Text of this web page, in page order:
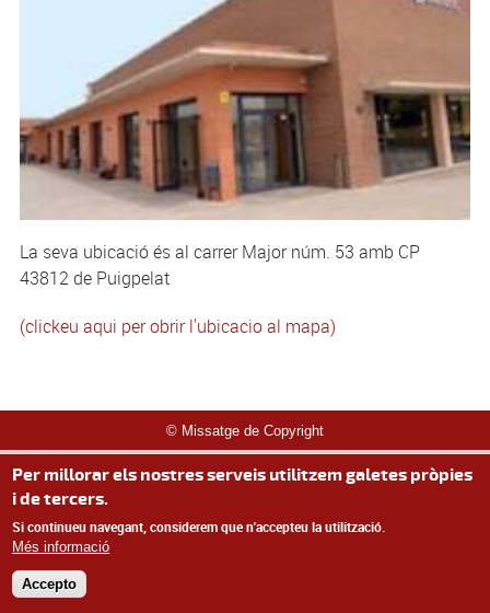
La seva ubicació és al carrer Major núm. 53 amb CP
43812 de Puigpelat
(clickeu aqui per obrir l'ubicacio al mapa)
© Missatge de Copyright
Per millorar els nostres serveis utilitzem galetes pròpies
i de tercers.
Si continueu navegant, considerem que n'accepteu la utilització.
Més informació
Accepto